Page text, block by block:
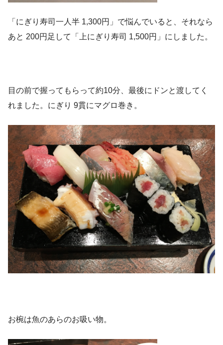
「にぎり寿司一人半 1,300円」で悩んでいると、それなら
あと 200円足して「上にぎり寿司 1,500円」にしました。
目の前で握ってもらって約10分、最後にドンと渡してく
れました。にぎり 9貫にマグロ巻き。
お椀は魚のあらのお吸い物。